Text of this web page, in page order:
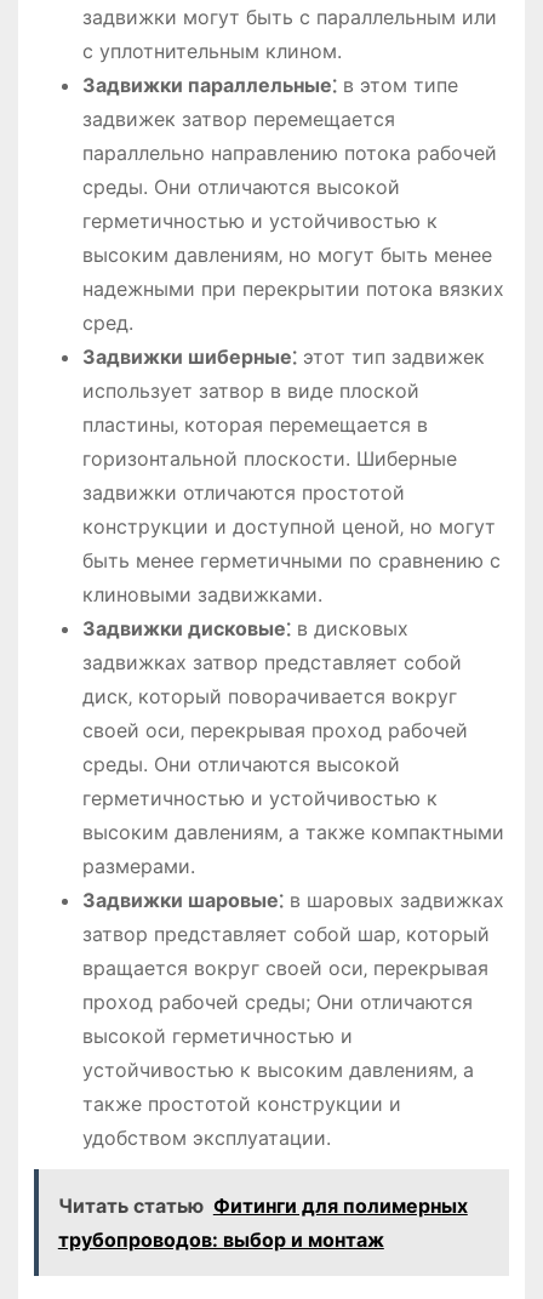
задвижки могут быть с параллельным или
с уплотнительным клином.
Задвижки параллельные⁚в этом типе
задвижек затвор перемещается
параллельно направлению потока рабочей
среды. Они отличаются высокой
герметичностью и устойчивостью к
высоким давлениям‚ но могут быть менее
надежными при перекрытии потока вязких
сред.
Задвижки шиберные⁚этот тип задвижек
использует затвор в виде плоской
пластины‚ которая перемещается в
горизонтальной плоскости. Шиберные
задвижки отличаются простотой
конструкции и доступной ценой‚ но могут
быть менее герметичными по сравнению с
клиновыми задвижками.
Задвижки дисковые⁚в дисковых
задвижках затвор представляет собой
диск‚ который поворачивается вокруг
своей оси‚ перекрывая проход рабочей
среды. Они отличаются высокой
герметичностью и устойчивостью к
высоким давлениям‚ а также компактными
размерами.
Задвижки шаровые⁚в шаровых задвижках
затвор представляет собой шар‚ который
вращается вокруг своей оси‚ перекрывая
проход рабочей среды; Они отличаются
высокой герметичностью и
устойчивостью к высоким давлениям‚ а
также простотой конструкции и
удобством эксплуатации.
Читать статью Фитинги для полимерных
трубопроводов: выбор и монтаж